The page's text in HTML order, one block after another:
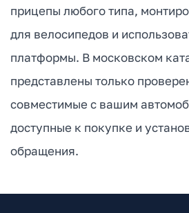
прицепы любого типа,
для велосипедов и
платформы. В московском
представлены только
совместимые с вашим
доступные к покупке и
обращения.